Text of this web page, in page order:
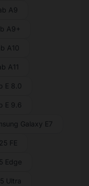
A9
A9+
A10
A11
E 8.0
E 9.6
Galaxy E7
FE
Edge
Ultra